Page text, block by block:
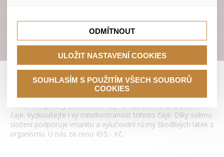
Přístroje
Antilipidový detoxikační čaj Tianshi
Tiens Antilipidový detoxikační čaj - směs šesti druhů zeleného
čaje. Vyzkoušejte i vy mnohostranost tohoto čaje. Díky svému
složení podporuje imunitu a vylučování různý škodlivých látek z
organismu. U nás za cenu 455,- Kč.
se nevhodným doporučením produktů či jiným
nedůležitým nabídkám.
marketingové kampaně.
ODMÍTNOUT
ULOŽIT NASTAVENÍ COOKIES
SOUHLASÍM S POUŽITÍM VŠECH SOUBORŮ
COOKIES